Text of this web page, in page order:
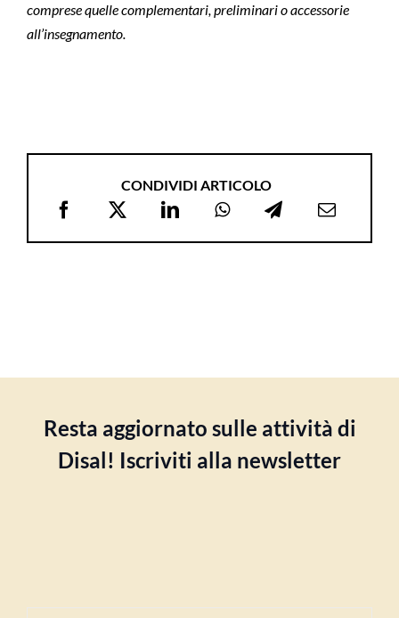
comprese quelle complementari, preliminari o accessorie
all’insegnamento.
CONDIVIDI ARTICOLO
Resta aggiornato sulle attività di
Disal! Iscriviti alla newsletter